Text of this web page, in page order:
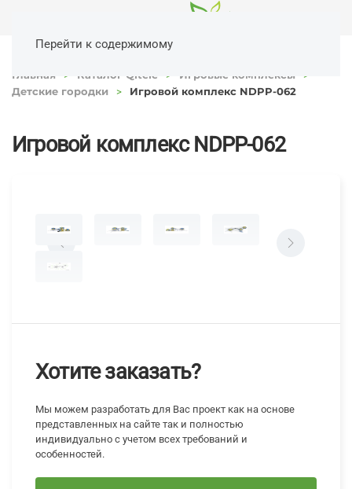
Перейти к содержимому
Главная Каталог Qitele
Игровые комплексы
Детские городки
Игровой комплекс NDPP-062
Игровой комплекс NDPP-062
Хотите заказать?
Мы можем разработать для Вас проект как на основе
представленных на сайте так и полностью
индивидуально с учетом всех требований и
особенностей.